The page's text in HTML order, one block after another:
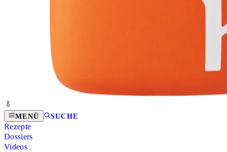
MENÜ SUCHE
Rezepte
Dossiers
Videos